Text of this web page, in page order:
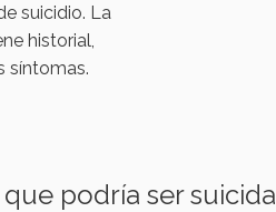
suicidio. La
historial,
síntomas.
podría ser suicida